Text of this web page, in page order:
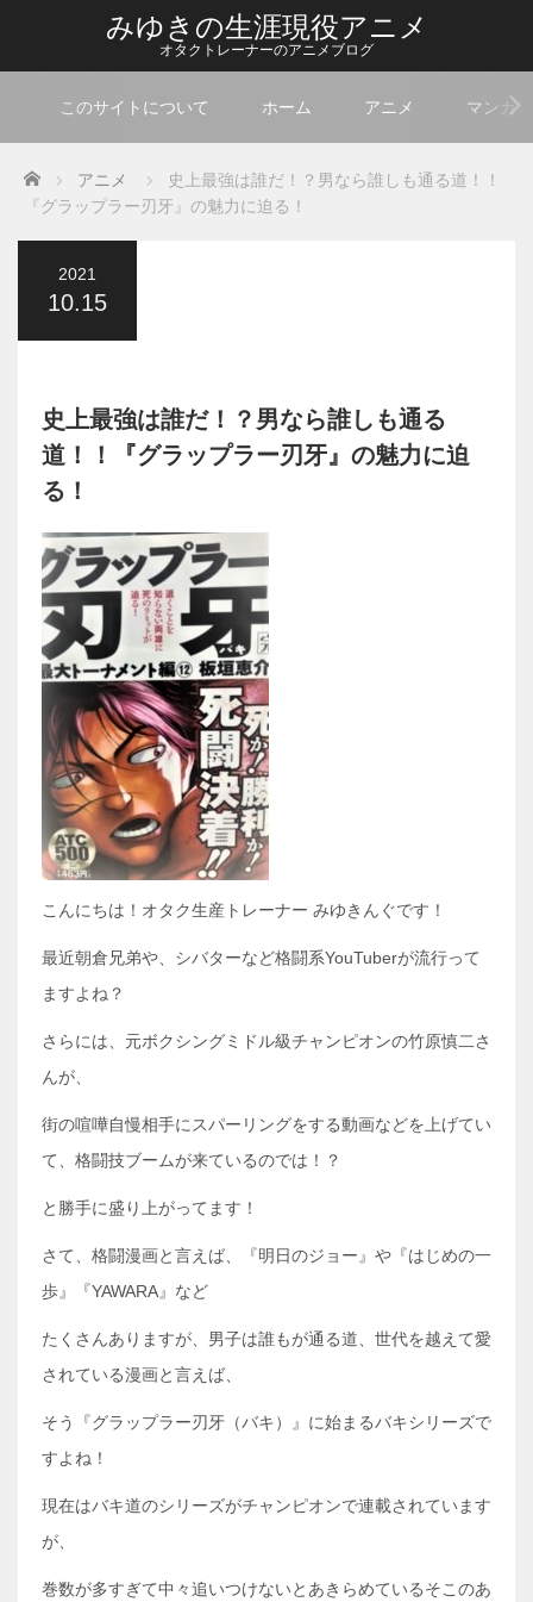
みゆきの生涯現役アニメ
オタクトレーナーのアニメブログ
このサイトについて ホーム アニメ マンガ
Home アニメ
史上最強は誰だ！？男なら誰しも通る道！！
『グラップラー刃牙』の魅力に迫る！
2021
10.15
史上最強は誰だ！？男なら誰しも通る
道！！『グラップラー刃牙』の魅力に迫
る！
こんにちは！オタク生産トレーナー みゆきんぐです！
最近朝倉兄弟や、シバターなど格闘系YouTuberが流行って
ますよね？
さらには、元ボクシングミドル級チャンピオンの竹原慎二さ
んが、
街の喧嘩自慢相手にスパーリングをする動画などを上げてい
て、格闘技ブームが来ているのでは！？
と勝手に盛り上がってます！
さて、格闘漫画と言えば、『明日のジョー』や『はじめの一
歩』『YAWARA』など
たくさんありますが、男子は誰もが通る道、世代を越えて愛
されている漫画と言えば、
そう『グラップラー刃牙（バキ）』に始まるバキシリーズで
すよね！
現在はバキ道のシリーズがチャンピオンで連載されています
が、
巻数が多すぎて中々追いつけないとあきらめているそこのあ